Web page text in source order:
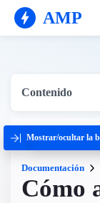
AMP
Contenido
Mostrar/ocultar la
Documentación
Cómo